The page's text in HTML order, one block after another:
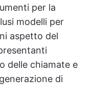
per la
modelli per
aspetto del
delle chiamate e
di